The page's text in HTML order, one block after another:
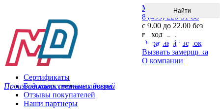
Производитель стальных дверей
Меню
8 (495) 220-51-88
с 9.00 до 22.00 без
выходных
Обратный звонок
Вызвать замерщика
О компании
Сертификаты
Благодарственные письма
Отзывы покупателей
Наши партнеры